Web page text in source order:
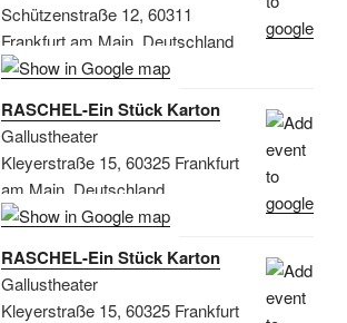
Schützenstraße 12, 60311
Frankfurt am Main, Deutschland
RASCHEL-Ein Stück Karton
Gallustheater
Kleyerstraße 15, 60325 Frankfurt
am Main, Deutschland
RASCHEL-Ein Stück Karton
Gallustheater
Kleyerstraße 15, 60325 Frankfurt